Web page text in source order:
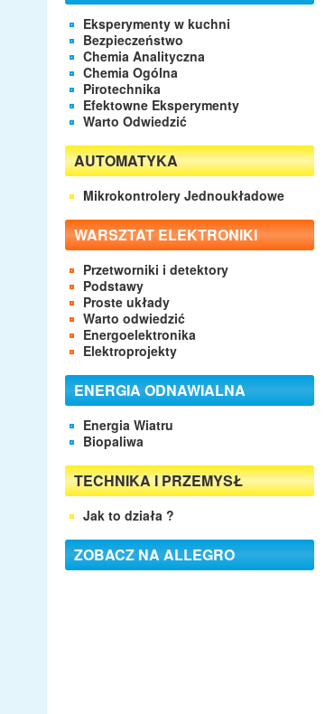
Eksperymenty w kuchni
Bezpieczeństwo
Chemia Analityczna
Chemia Ogólna
Pirotechnika
Efektowne Eksperymenty
Warto Odwiedzić
AUTOMATYKA
Mikrokontrolery Jednoukładowe
WARSZTAT ELEKTRONIKI
Przetworniki i detektory
Podstawy
Proste układy
Warto odwiedzić
Energoelektronika
Elektroprojekty
ENERGIA ODNAWIALNA
Energia Wiatru
Biopaliwa
TECHNIKA I PRZEMYSŁ
Jak to działa ?
ZOBACZ NA ALLEGRO